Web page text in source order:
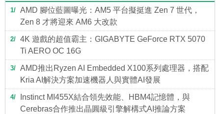
1
AMD 腳位藍圖曝光：AM5 平台擬挺進 Zen 7 世代，
Zen 8 才將迎來 AM6 大改款
2
4K 遊戲的超值霸主：GIGABYTE GeForce RTX 5070
Ti AERO OC 16G
3
AMD推出Ryzen AI Embedded X100系列處理器，搭配
Kria AI解決方案加速機器人與實體AI發展
4
Instinct MI455X結合領先效能、HBM4記憶體，與
Cerebras合作推出晶圓級引擎解構式AI推論方案